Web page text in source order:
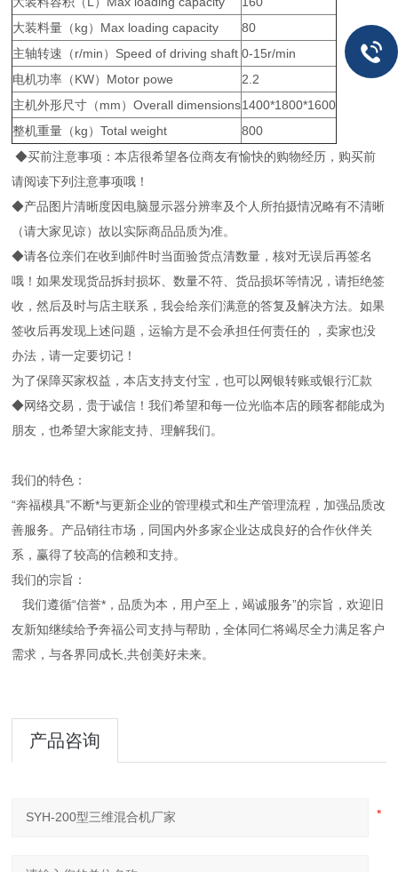
大装料量（kg）Max loading capacity
80
主轴转速（r/min）Speed of driving shaft 0-15r/min
电机功率（KW）Motor powe
2.2
主机外形尺寸（mm）Overall dimensions1400*1800*1600
整机重量（kg）Total weight
800
◆买前注意事项：本店很希望各位商友有愉快的购物经历，购买前
请阅读下列注意事项哦！
◆产品图片清晰度因电脑显示器分辨率及个人所拍摄情况略有不清晰
（请大家见谅）故以实际商品品质为准。
◆请各位亲们在收到邮件时当面验货点清数量，核对无误后再签名
哦！如果发现货品拆封损坏、数量不符、货品损坏等情况，请拒绝签
收，然后及时与店主联系，我会给亲们满意的答复及解决方法。如果
签收后再发现上述问题，运输方是不会承担任何责任的 ，卖家也没
办法，请一定要切记！
为了保障买家权益，本店支持支付宝，也可以网银转账或银行汇款
◆网络交易，贵于诚信！我们希望和每一位光临本店的顾客都能成为
朋友，也希望大家能支持、理解我们。
我们的特色：
“奔福模具”不断*与更新企业的管理模式和生产管理流程，加强品质改
善服务。产品销往市场，同国内外多家企业达成良好的合作伙伴关
系，赢得了较高的信赖和支持。
我们的宗旨：
我们遵循“信誉*，品质为本，用户至上，竭诚服务”的宗旨，欢迎旧
友新知继续给予奔福公司支持与帮助，全体同仁将竭尽全力满足客户
需求，与各界同成长,共创美好未来。
产品咨询